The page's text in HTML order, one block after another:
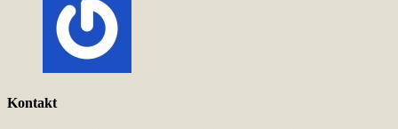
Kontakt